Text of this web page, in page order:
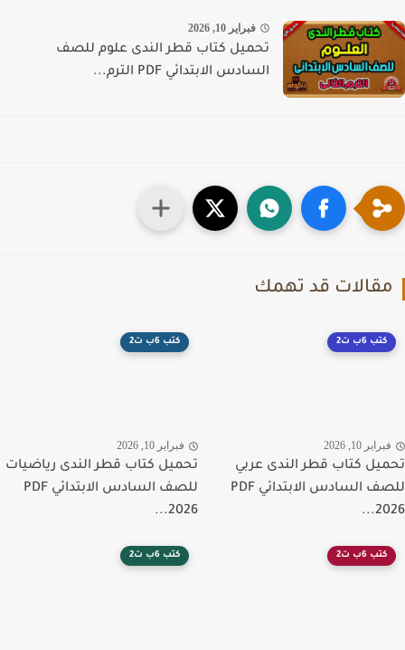
فبراير 10, 2026
تحميل كتاب قطر الندى علوم للصف
السادس الابتدائي PDF الترم...
قد تهمك
كتب 6ب ت2
10, 2026
كتاب قطر الندى عربي
للصف السادس الابتدائي PDF
كتب 6ب ت2
فبراير 10, 2026
تحميل كتاب قطر الندى رياضيات
للصف السادس الابتدائي PDF
2026...
كتب 6ب ت2 كتب 6ب ت2